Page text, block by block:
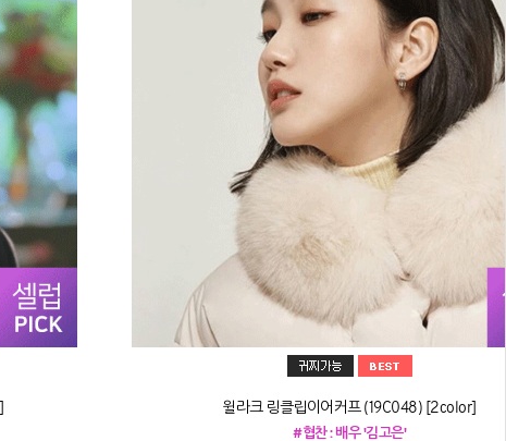
윌라크 링클립이어커프 (19C048) [2color]
#협찬 : 배우 '김고은'